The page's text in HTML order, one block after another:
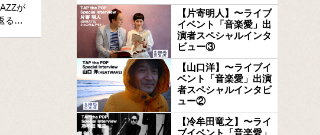
が
る…
【片寄明人】〜ライブ
イベント「音楽愛」出
演者スペシャルインタ
ビュー③
【山口洋】〜ライブイ
ベント「音楽愛」出演
者スペシャルインタビ
ュー②
【冷牟田竜之】〜ライ